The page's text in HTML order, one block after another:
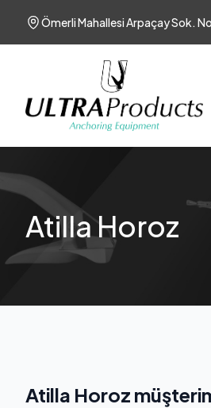
Ömerli Mahallesi Arpaçay Sok.
Atilla Horoz
Atilla Horoz